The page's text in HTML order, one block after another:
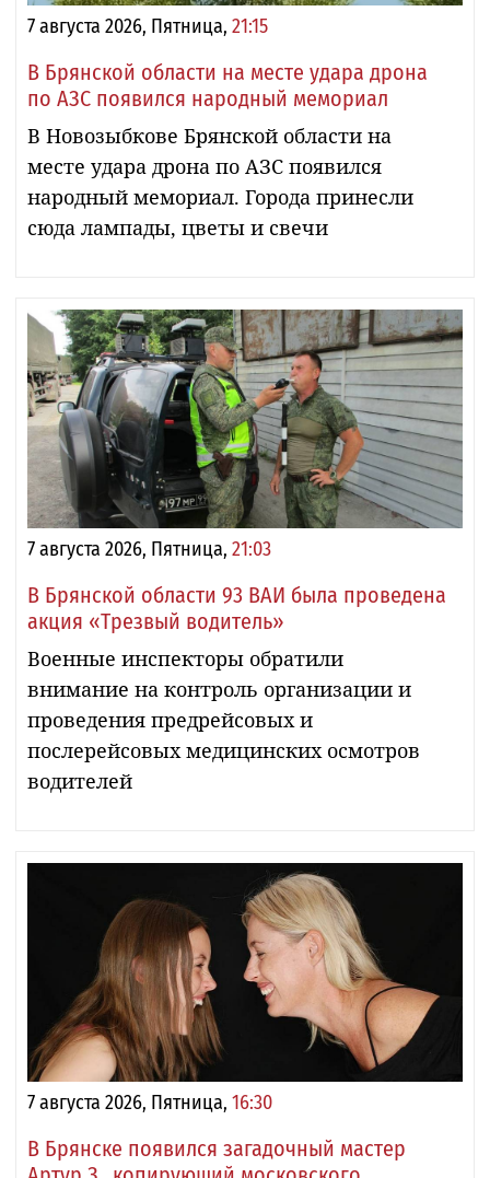
7 августа 2026, Пятница, 21:15
В Брянской области на месте удара дрона
по АЗС появился народный мемориал
В Новозыбкове Брянской области на
месте удара дрона по АЗС появился
народный мемориал. Города принесли
сюда лампады, цветы и свечи
7 августа 2026, Пятница, 21:03
В Брянской области 93 ВАИ была проведена
акция «Трезвый водитель»
Военные инспекторы обратили
внимание на контроль организации и
проведения предрейсовых и
послерейсовых медицинских осмотров
водителей
7 августа 2026, Пятница, 16:30
В Брянске появился загадочный мастер